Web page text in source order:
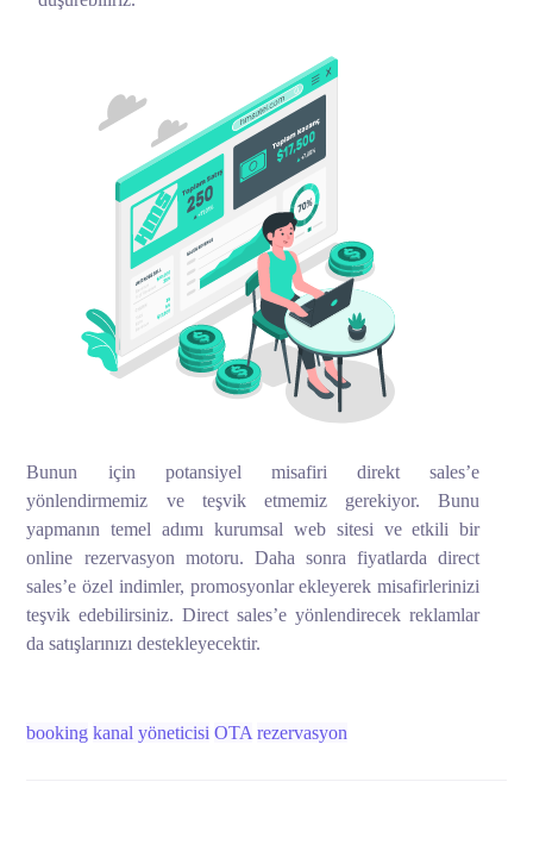
Bunun için potansiyel misafiri direkt sales’e
yönlendirmemiz ve teşvik etmemiz gerekiyor. Bunu
yapmanın temel adımı kurumsal web sitesi ve etkili bir
online rezervasyon motoru. Daha sonra fiyatlarda direct
sales’e özel indimler, promosyonlar ekleyerek misafirlerinizi
teşvik edebilirsiniz. Direct sales’e yönlendirecek reklamlar
da satışlarınızı destekleyecektir.
booking kanal yöneticisi OTA rezervasyon